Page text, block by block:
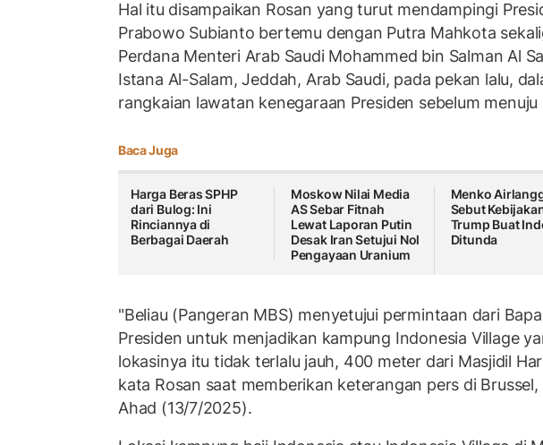
Hal itu disampaikan Rosan yang turut mendampingi
Prabowo Subianto bertemu dengan Putra Mahkota
Perdana Menteri Arab Saudi Mohammed bin Salman Al
Istana Al-Salam, Jeddah, Arab Saudi, pada pekan lalu,
rangkaian lawatan kenegaraan Presiden sebelum menuju
Baca Juga
Harga Beras SPHP
dari Bulog: Ini
Rinciannya di
Berbagai Daerah
Moskow Nilai Media
AS Sebar Fitnah
Lewat Laporan Putin
Desak Iran Setujui Nol
Pengayaan Uranium
Menko
Sebut
Trump Buat
Ditunda
"Beliau (Pangeran MBS) menyetujui permintaan dari
Presiden untuk menjadikan kampung Indonesia Village
lokasinya itu tidak terlalu jauh, 400 meter dari Masjidil
kata Rosan saat memberikan keterangan pers di Brussel,
Ahad (13/7/2025).